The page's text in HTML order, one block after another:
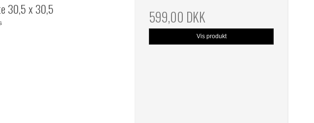
30,5 x 30,5 599,00 DKK
Vis produkt